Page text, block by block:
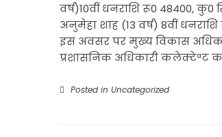
वर्ष)10वीं धनराशि रू0 48400, कु0
अनुमेहा शाह (13 वर्ष) 8वीं
इस अवसर पर मुख्य विकास
प्रशासनिक अधिकारी कलेक्टेªट
Posted in Uncategorized